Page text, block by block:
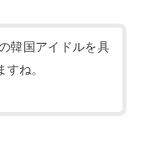
韓国アイドルを具
ね。